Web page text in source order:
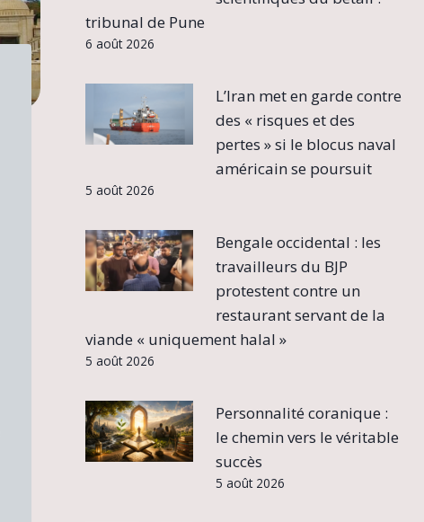
tribunal de Pune
6 août 2026
L’Iran met en garde contre
des « risques et des
pertes » si le blocus naval
américain se poursuit
5 août 2026
Bengale occidental : les
travailleurs du BJP
protestent contre un
restaurant servant de la
viande « uniquement halal »
5 août 2026
Personnalité coranique :
le chemin vers le véritable
succès
5 août 2026